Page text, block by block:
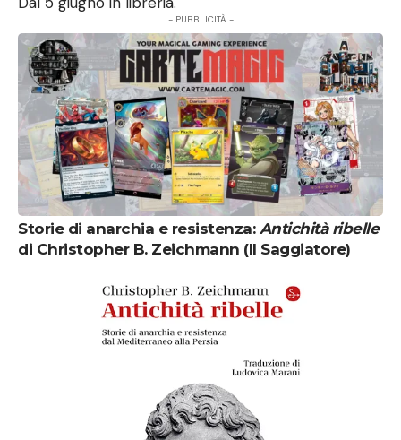
- PUBBLICITÀ -
Storie di anarchia e resistenza: Antichità ribelle
di Christopher B. Zeichmann (Il Saggiatore)